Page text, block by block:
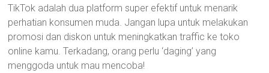
TikTok adalah dua platform super efektif untuk menarik
perhatian konsumen muda. Jangan lupa untuk melakukan
promosi dan diskon untuk meningkatkan traffic ke toko
online kamu. Terkadang, orang perlu ‘daging’ yang
menggoda untuk mau mencoba!